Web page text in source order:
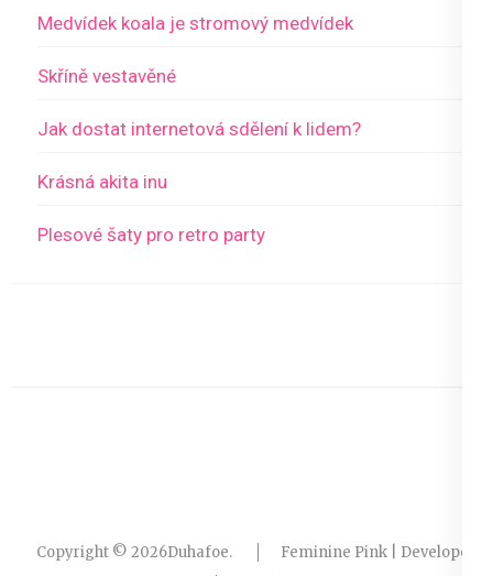
Medvídek koala je stromový medvídek
Skříně vestavěné
Jak dostat internetová sdělení k lidem?
Krásná akita inu
Plesové šaty pro retro party
Copyright © 2026Duhafoe.
Feminine Pink | Developed